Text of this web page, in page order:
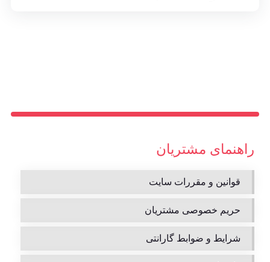
راهنمای مشتریان
قوانین و مقررات سایت
حریم خصوصی مشتریان
شرایط و ضوابط گارانتی